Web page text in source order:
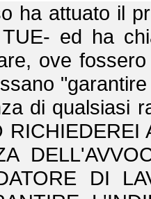
ha attuato il
ed ha
ove
di qualsiasi
RICHIEDEREI
DI